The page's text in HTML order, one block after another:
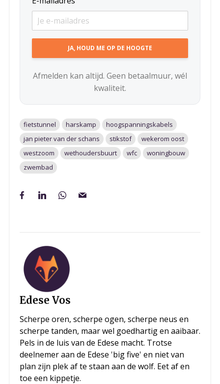
Afmelden kan altijd. Geen betaalmuur, wél
kwaliteit.
fietstunnel harskamp
hoogspanningskabels
jan pieter van der schans
stikstof
wekerom oost
westzoom
wethoudersbuurt wfc
woningbouw
zwembad
Edese Vos
Scherpe oren, scherpe ogen, scherpe neus en
scherpe tanden, maar wel goedhartig en aaibaar.
Pels in de luis van de Edese macht. Trotse
deelnemer aan de Edese 'big five' en niet van
plan zijn plek af te staan aan de wolf. Eet af en
toe een kippetje.